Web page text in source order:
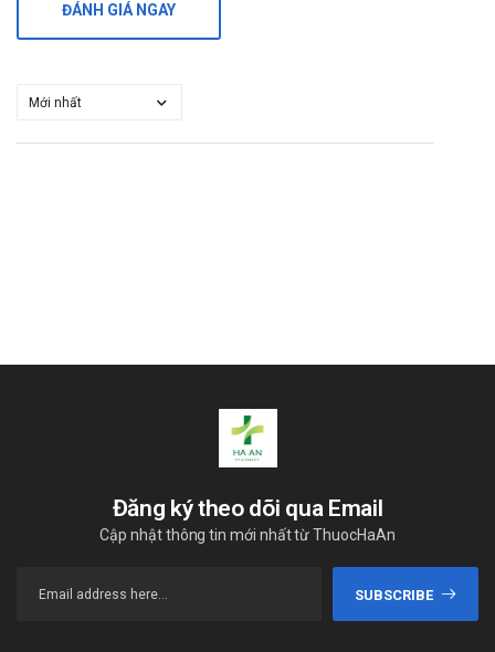
ĐÁNH GIÁ NGAY
Đăng ký theo dõi qua Email
Cập nhật thông tin mới nhất từ ThuocHaAn
SUBSCRIBE